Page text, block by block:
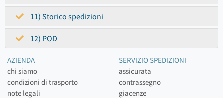
11) Storico spedizioni
12) POD
AZIENDA
chi siamo
condizioni di trasporto
note legali
SERVIZIO SPEDIZIONI
assicurata
contrassegno
giacenze